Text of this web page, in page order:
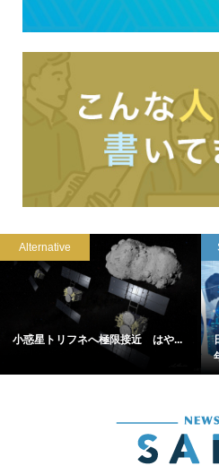
Alternative
小惑星トリフネへ極限接近 はや...